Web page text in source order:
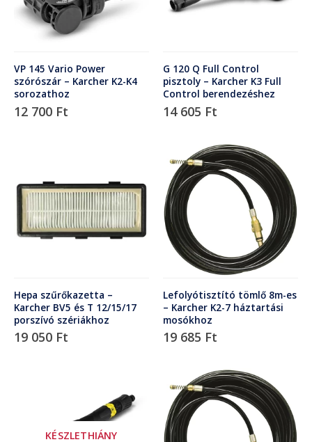
VP 145 Vario Power
szórószár – Karcher K2-K4
sorozathoz
12 700 Ft
G 120 Q Full Control
pisztoly – Karcher K3 Full
Control berendezéshez
14 605 Ft
Hepa szűrőkazetta –
Karcher BV5 és T 12/15/17
porszívó szériákhoz
19 050 Ft
Lefolyótisztító tömlő 8m-es
– Karcher K2-7 háztartási
mosókhoz
19 685 Ft
KÉSZLETHIÁNY